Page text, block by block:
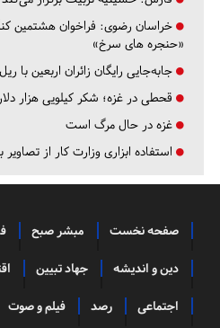
خراسان رضوی: فراخوان هشتمین
«حنجره های سرخ»
جابه‌جایی رایگان زائران اربعین
قحطی در غزه؛ شکر کیلویی هزار
غزه در حال مرگ است
استفاده ابزاری وزارت کار از
صفحه نخست مبشر صبح
دین و اندیشه جهاد تبیین
اجتماعی رصد فیلم و صوت